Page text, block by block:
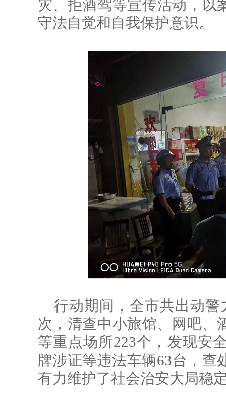
灾、拒酒驾等宣传活动，以
守法自觉和自我保护意识。
行动期间，全市共出动警
次，清查中小旅馆、网吧、
等重点场所223个，发现安
牌涉证等违法车辆63台，查
有力维护了社会治安大局稳